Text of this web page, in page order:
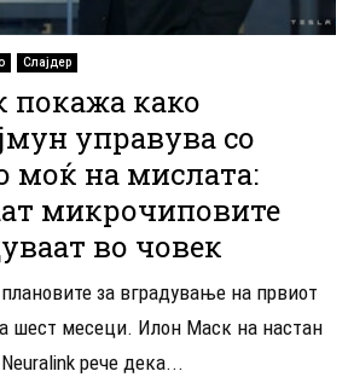
Слајдер
покажа како
управува со
моќ на мислата:
микрочиповите
во човек
за вградување на првиот
шест месеци. Илон Маск на настан
рече дека...